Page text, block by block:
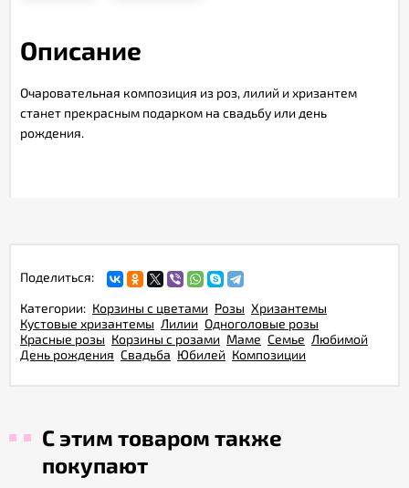
Описание
Очаровательная композиция из роз, лилий и хризантем
станет прекрасным подарком на свадьбу или день
рождения.
Поделиться:
Категории: Корзины с цветами Розы Хризантемы
Кустовые хризантемы Лилии Одноголовые розы
Красные розы Корзины с розами Маме Семье Любимой
День рождения Свадьба Юбилей Композиции
С этим товаром также
покупают